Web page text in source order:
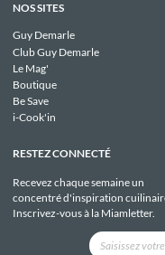
NOS SITES
Guy Demarle
Club Guy Demarle
Le Mag'
Boutique
Be Save
i-Cook'in
RESTEZ CONNECTÉ
Recevez chaque semaine un
concentré d'inspiration
Inscrivez-vous à la Miamletter.